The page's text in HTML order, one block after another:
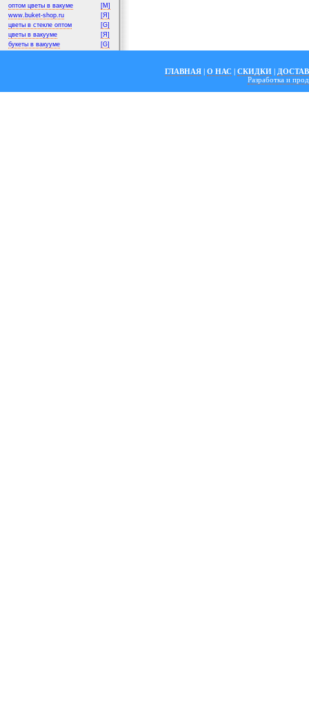
оптом цветы в вакуме
[M]
www.buket-shop.ru
[Я]
цветы в стекле оптом
[G]
цветы в вакууме
[Я]
букеты в вакууме
[G]
ГЛАВНАЯ | О НАС | СКИДКИ |
Разработка и